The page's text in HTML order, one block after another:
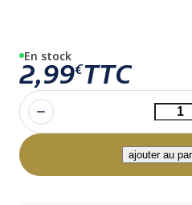
En stock
2,99€TTC